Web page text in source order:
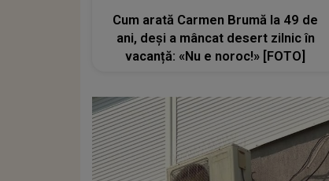
Cum arată Carmen Brumă la 49 de
ani, deși a mâncat desert zilnic în
vacanță: «Nu e noroc!» [FOTO]